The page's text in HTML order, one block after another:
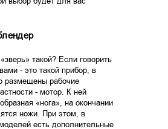
такой? Если говорить
- это такой прибор, в
размещены рабочие
- мотор. К ней
«нога», на окончании
ножи. При этом, в
есть дополнительные